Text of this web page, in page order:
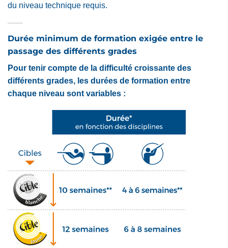
du niveau technique requis.
Durée minimum de formation exigée entre le
passage des différents grades
Pour tenir compte de la difficulté croissante des
différents grades, les durées de formation entre
chaque niveau sont variables :